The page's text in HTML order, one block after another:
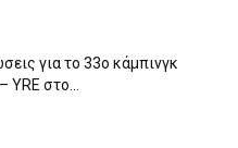
για το 33ο κάμπινγκ
στο...